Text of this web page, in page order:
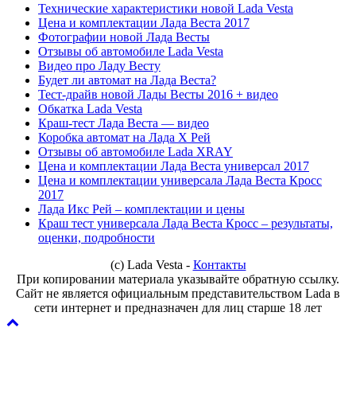
Технические характеристики новой Lada Vesta
Цена и комплектации Лада Веста 2017
Фотографии новой Лада Весты
Отзывы об автомобиле Lada Vesta
Видео про Ладу Весту
Будет ли автомат на Лада Веста?
Тест-драйв новой Лады Весты 2016 + видео
Обкатка Lada Vesta
Краш-тест Лада Веста — видео
Коробка автомат на Лада Х Рей
Отзывы об автомобиле Lada XRAY
Цена и комплектации Лада Веста универсал 2017
Цена и комплектации универсала Лада Веста Кросс
2017
Лада Икс Рей – комплектации и цены
Краш тест универсала Лада Веста Кросс – результаты,
оценки, подробности
(с) Lada Vesta - Контакты
При копировании материала указывайте обратную ссылку.
Сайт не является официальным представительством Lada в
сети интернет и предназначен для лиц старше 18 лет